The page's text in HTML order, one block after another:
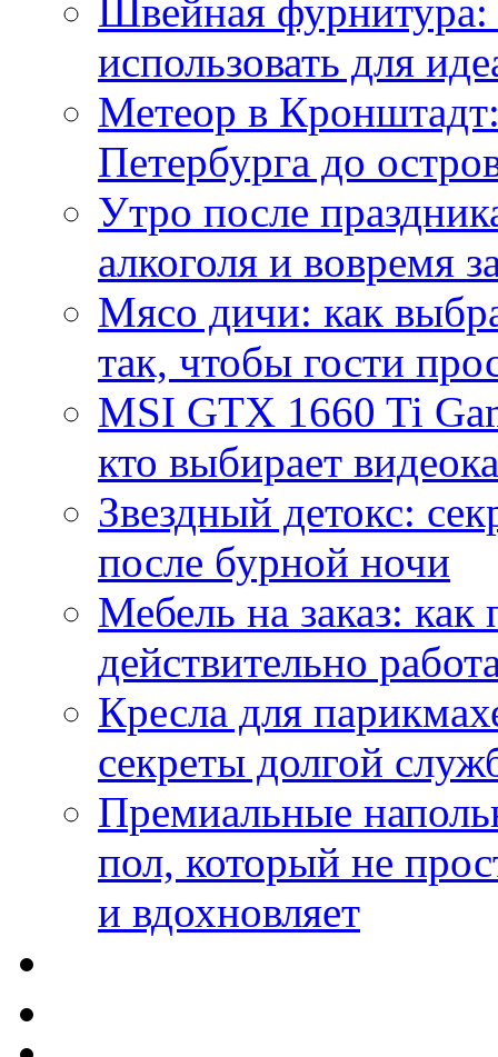
Швейная фурнитура:
использовать для
Метеор в
Петербурга до
Утро после
алкоголя и вовремя
Мясо дичи: как
так, чтобы гости
MSI GTX 1660 Ti
кто выбирает
Звездный детокс:
после бурной ночи
Мебель на заказ:
действительно
Кресла для
секреты долгой
Премиальные
пол, который не
и вдохновляет